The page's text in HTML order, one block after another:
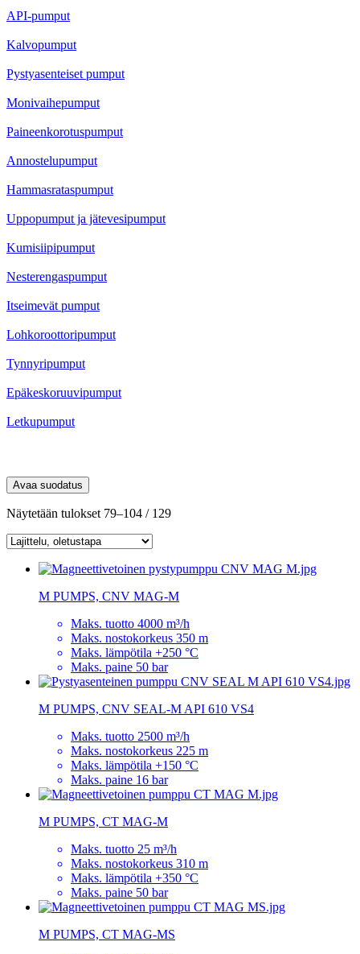
API-pumput
Kalvopumput
Pystyasenteiset pumput
Monivaihepumput
Paineenkorotuspumput
Annostelupumput
Hammasrataspumput
Uppopumput ja jätevesipumput
Kumisiipipumput
Nesterengaspumput
Itseimevät pumput
Lohkoroottoripumput
Tynnyripumput
Epäkeskoruuvipumput
Letkupumput
Avaa suodatus
Näytetään tulokset 79–104 / 129
M PUMPS, CNV MAG-M
Maks. tuotto 4000 m³/h
Maks. nostokorkeus 350 m
Maks. lämpötila +250 °C
Maks. paine 50 bar
M PUMPS, CNV SEAL-M API 610 VS4
Maks. tuotto 2500 m³/h
Maks. nostokorkeus 225 m
Maks. lämpötila +150 °C
Maks. paine 16 bar
M PUMPS, CT MAG-M
Maks. tuotto 25 m³/h
Maks. nostokorkeus 310 m
Maks. lämpötila +350 °C
Maks. paine 50 bar
M PUMPS, CT MAG-MS